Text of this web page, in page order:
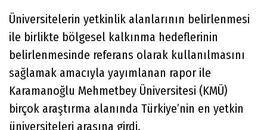
Üniversitelerin yetkinlik alanlarının belirlenmesi
ile birlikte bölgesel kalkınma hedeflerinin
belirlenmesinde referans olarak kullanılmasını
sağlamak amacıyla yayımlanan rapor ile
Karamanoğlu Mehmetbey Üniversitesi (KMÜ)
birçok araştırma alanında Türkiye’nin en yetkin
üniversiteleri arasına girdi.